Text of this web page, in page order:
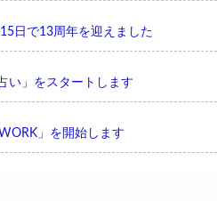
日で13周年を迎えました
い」をスタートします
」を開始します